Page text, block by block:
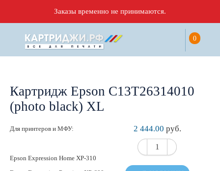
Заказы временно не принимаются.
0
Картридж Epson C13T26314010
(photo black) XL
Для принтеров и МФУ:
Epson Expression Home XP-310
2 444.00 руб.